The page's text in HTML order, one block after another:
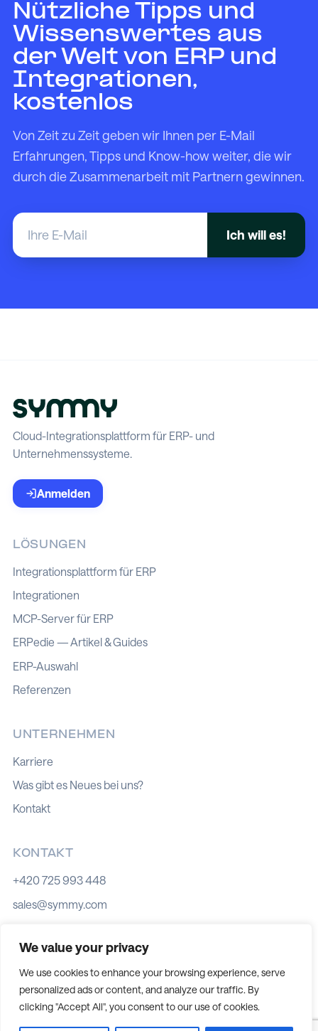
We value your privacy
We use cookies to enhance your browsing experience, serve
personalized ads or content, and analyze our traffic. By
clicking "Accept All", you consent to our use of cookies.
Nützliche Tipps und
Wissenswertes aus
der Welt von ERP und
Integrationen,
kostenlos
Von Zeit zu Zeit geben wir Ihnen per E-Mail
Erfahrungen, Tipps und Know-how weiter, die wir
durch die Zusammenarbeit mit Partnern gewinnen.
Cloud-Integrationsplattform für ERP- und
Unternehmenssysteme.
Anmelden
LÖSUNGEN
Integrationsplattform für ERP
Integrationen
MCP-Server für ERP
ERPedie — Artikel & Guides
ERP-Auswahl
Referenzen
UNTERNEHMEN
Karriere
Was gibt es Neues bei uns?
Kontakt
KONTAKT
+420 725 993 448
sales@symmy.com
Cookie-Richtlinie
Datenschutz
Cookie-Einstellungen